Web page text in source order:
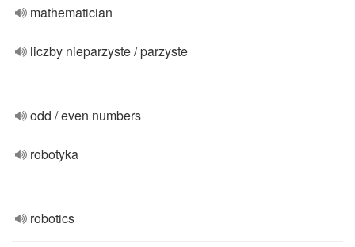
mathematician
liczby nieparzyste / parzyste
odd / even numbers
robotyka
robotics